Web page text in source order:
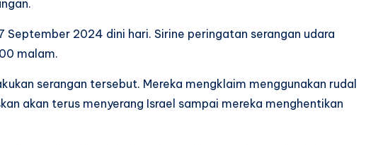
September 2024 dini hari. Sirine peringatan serangan udara
malam.
serangan tersebut. Mereka mengklaim menggunakan rudal
akan terus menyerang Israel sampai mereka menghentikan